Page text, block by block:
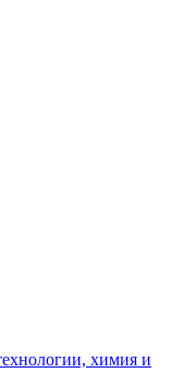
химия и